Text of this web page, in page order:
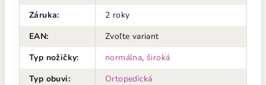
Záruka:
2 roky
EAN:
Zvoľte variant
Typ nožičky: normálna, široká
Typ obuvi:
Ortopedická